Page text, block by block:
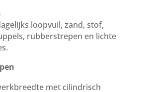
loopvuil, zand, stof,
rubberstrepen en lichte
met cilindrisch